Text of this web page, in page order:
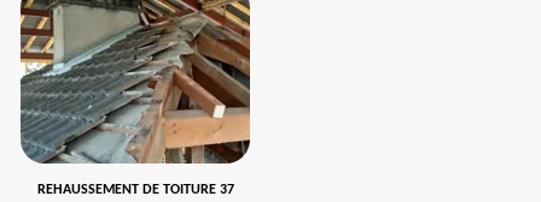
REHAUSSEMENT DE TOITURE 37